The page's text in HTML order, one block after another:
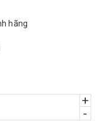
hãng
+
-